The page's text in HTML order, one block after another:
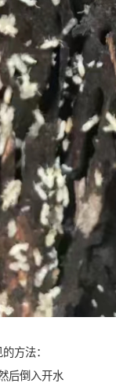
方法：
后倒入开水